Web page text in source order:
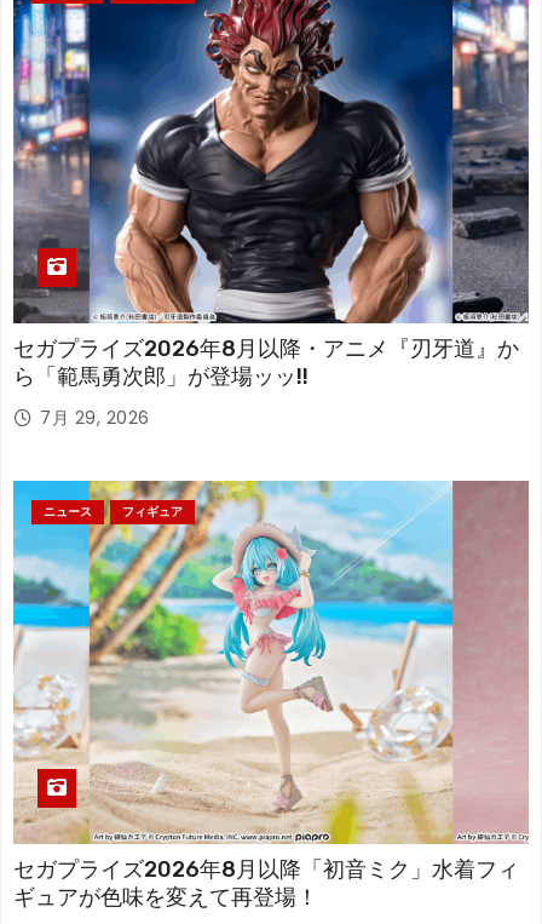
セガプライズ2026年8月以降・アニメ『刃牙道』か
ら「範馬勇次郎」が登場ッッ!!
7月 29, 2026
ニュース フィギュア
セガプライズ2026年8月以降「初音ミク」水着フィ
ギュアが色味を変えて再登場！